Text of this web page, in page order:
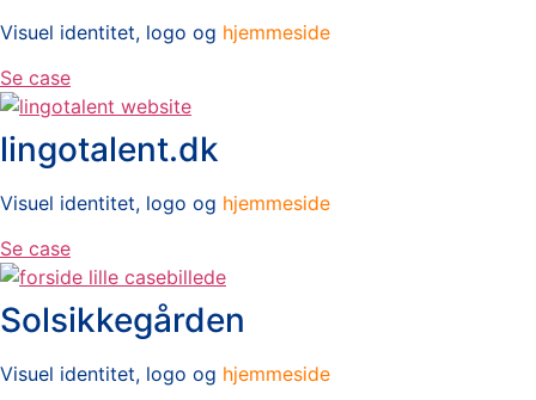
Visuel identitet, logo og hjemmeside
Se case
lingotalent.dk
Visuel identitet, logo og hjemmeside
Se case
Solsikkegården
Visuel identitet, logo og hjemmeside